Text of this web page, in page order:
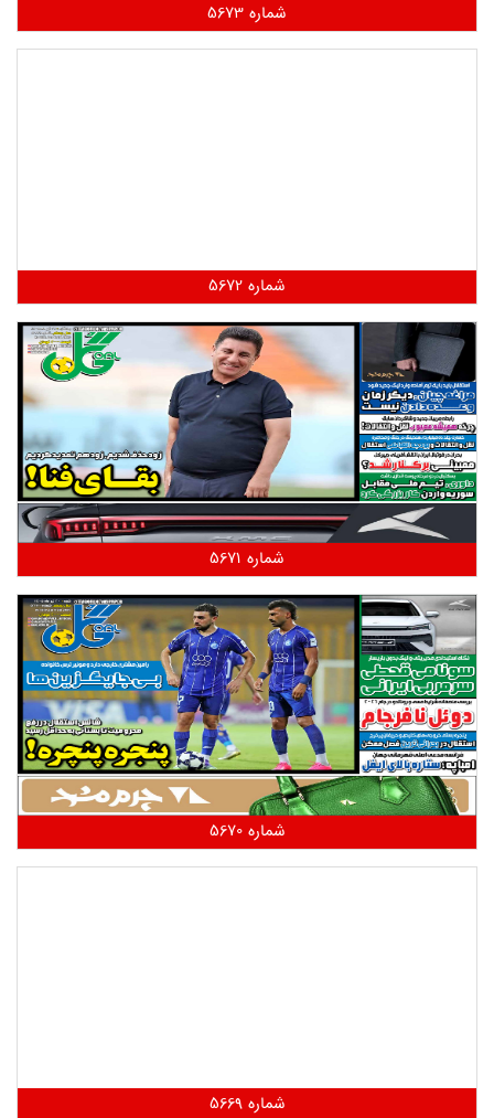
شماره 5673
شماره 5672
شماره 5671
شماره 5670
شماره 5669